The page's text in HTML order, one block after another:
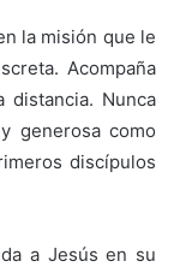
la misión que le
Acompaña
Nunca
generosa como
discípulos
a Jesús en su